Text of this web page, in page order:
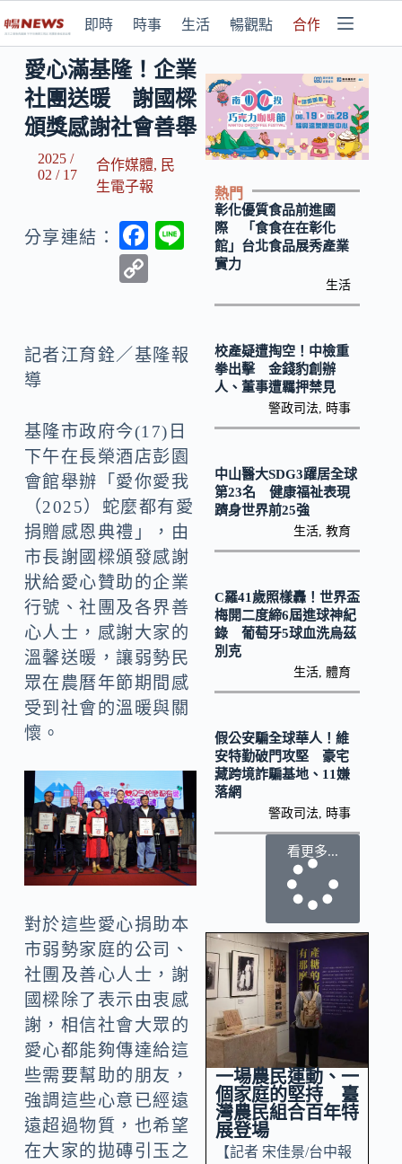
即時 時事 生活 暢觀點 合作媒體
愛心滿基隆！企業
社團送暖 謝國樑
頒獎感謝社會善舉
2025 /
02 / 17
合作媒體, 民
生電子報
分享連結：
F
o
y
k
記者江育銓／基隆報
導
基隆市政府今(17)日
下午在長榮酒店彭園
會館舉辦「愛你愛我
（2025）蛇麼都有愛
捐贈感恩典禮」，由
市長謝國樑頒發感謝
狀給愛心贊助的企業
行號、社團及各界善
心人士，感謝大家的
溫馨送暖，讓弱勢民
眾在農曆年節期間感
受到社會的溫暖與關
懷。
對於這些愛心捐助本
市弱勢家庭的公司、
社團及善心人士，謝
國樑除了表示由衷感
謝，相信社會大眾的
愛心都能夠傳達給這
些需要幫助的朋友，
強調這些心意已經遠
遠超過物質，也希望
在大家的拋磚引玉之
熱門
彰化優質食品前進國
際 「食食在在彰化
館」台北食品展秀產業
實力
生活
校產疑遭掏空！中檢重
拳出擊 金錢豹創辦
人、董事遭羈押禁見
警政司法 時事
中山醫大SDG3躍居全球
第23名 健康福祉表現
躋身世界前25強
生活 ,教育
C羅41歲照樣轟！世界盃
梅開二度締6屆進球神紀
錄 葡萄牙5球血洗烏茲
別克
生活 ,體育
假公安騙全球華人！維
安特勤破門攻堅 豪宅
藏跨境詐騙基地、11嫌
落網
警政司法 時事
看更多...
一場農民運動、一
個家庭的堅持 臺
灣農民組合百年特
展登場
【記者 宋佳景/台中報